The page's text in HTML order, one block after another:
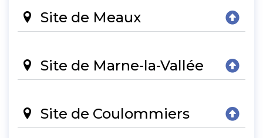
Site de Meaux
Site de Marne-la-Vallée
Site de Coulommiers